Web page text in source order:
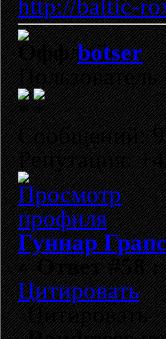
http://baltic-
botser
Пользователь
Сообщений:
Репутация:
Гуннар
«Ответ #58 :
Цитировать
Цитировать